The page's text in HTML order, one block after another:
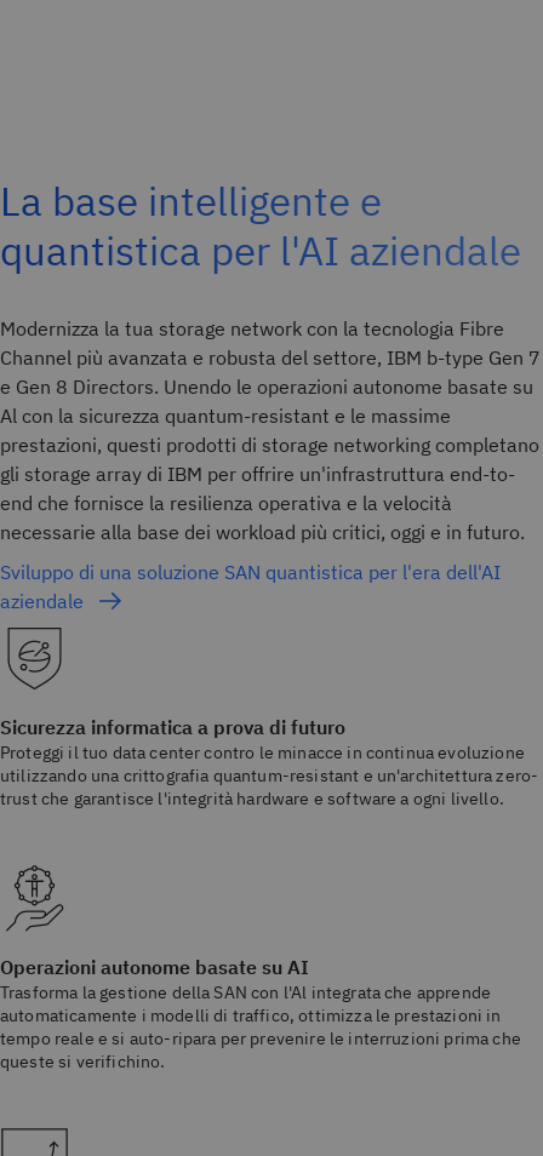
La base intelligente e
quantistica per l'AI aziendale
Modernizza la tua storage network con la tecnologia Fibre
Channel più avanzata e robusta del settore, IBM b-type Gen 7
e Gen 8 Directors. Unendo le operazioni autonome basate su
Al con la sicurezza quantum-resistant e le massime
prestazioni, questi prodotti di storage networking completano
gli storage array di IBM per offrire un'infrastruttura end-to-
end che fornisce la resilienza operativa e la velocità
necessarie alla base dei workload più critici, oggi e in futuro.
Sviluppo di una soluzione SAN quantistica per l'era dell'AI
aziendale
Sicurezza informatica a prova di futuro
Proteggi il tuo data center contro le minacce in continua evoluzione
utilizzando una crittografia quantum-resistant e un'architettura zero-
trust che garantisce l'integrità hardware e software a ogni livello.
Operazioni autonome basate su AI
Trasforma la gestione della SAN con l'Al integrata che apprende
automaticamente i modelli di traffico, ottimizza le prestazioni in
tempo reale e si auto-ripara per prevenire le interruzioni prima che
queste si verifichino.